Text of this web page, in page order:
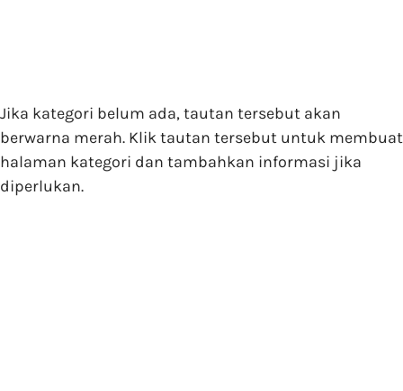
Jika kategori belum ada, tautan tersebut akan
berwarna merah. Klik tautan tersebut untuk membuat
halaman kategori dan tambahkan informasi jika
diperlukan.